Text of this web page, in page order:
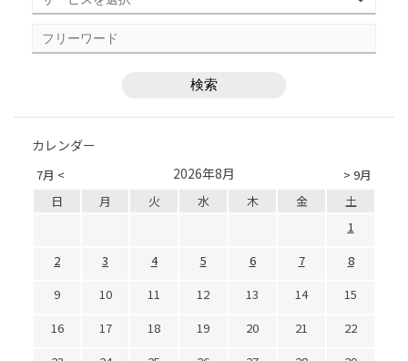
カレンダー
7月 < > 9月
2026年8月
日 月 火 水 木 金
土
1
2
3 4 5 6 7
8
9
10 11 12 13 14
15
16
17 18 19 20 21
22